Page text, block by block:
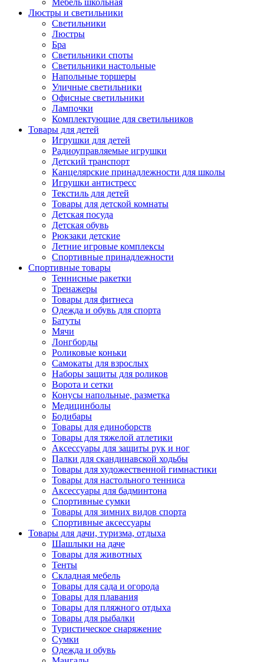
Мебель школьная
Люстры и светильники
Светильники
Люстры
Бра
Светильники споты
Светильники настольные
Напольные торшеры
Уличные светильники
Офисные светильники
Лампочки
Комплектующие для светильников
Товары для детей
Игрушки для детей
Радиоуправляемые игрушки
Детский транспорт
Канцелярские принадлежности для школы
Игрушки антистресс
Текстиль для детей
Товары для детской комнаты
Детская посуда
Детская обувь
Рюкзаки детские
Летние игровые комплексы
Спортивные принадлежности
Спортивные товары
Теннисные ракетки
Тренажеры
Товары для фитнеса
Одежда и обувь для спорта
Батуты
Мячи
Лонгборды
Роликовые коньки
Самокаты для взрослых
Наборы защиты для роликов
Ворота и сетки
Конусы напольные, разметка
Медицинболы
Бодибары
Товары для единоборств
Товары для тяжелой атлетики
Аксессуары для защиты рук и ног
Палки для скандинавской ходьбы
Товары для художественной гимнастики
Товары для настольного тенниса
Аксессуары для бадминтона
Спортивные сумки
Товары для зимних видов спорта
Спортивные аксессуары
Товары для дачи, туризма, отдыха
Шашлыки на даче
Товары для животных
Тенты
Складная мебель
Товары для сада и огорода
Товары для плавания
Товары для пляжного отдыха
Товары для рыбалки
Туристическое снаряжение
Сумки
Одежда и обувь